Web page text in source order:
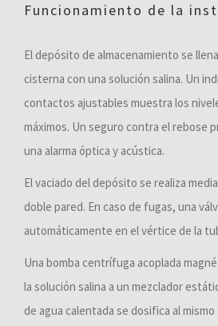
Funcionamiento de la
El depósito de almacenamiento se
cisterna con una solución salina. Un
contactos ajustables muestra los
máximos. Un seguro contra el rebose
una alarma óptica y acústica.
El vaciado del depósito se realiza
doble pared. En caso de fugas, una
automáticamente en el vértice de la
Una bomba centrífuga acoplada
la solución salina a un mezclador
de agua calentada se dosifica al